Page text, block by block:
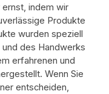
indem wir
Produkte
wurden speziell
des Handwerks
erfahrenen und
Wenn Sie
entscheiden,